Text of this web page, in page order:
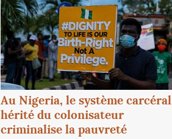
Au Nigeria, le système carcéral
hérité du colonisateur
criminalise la pauvreté